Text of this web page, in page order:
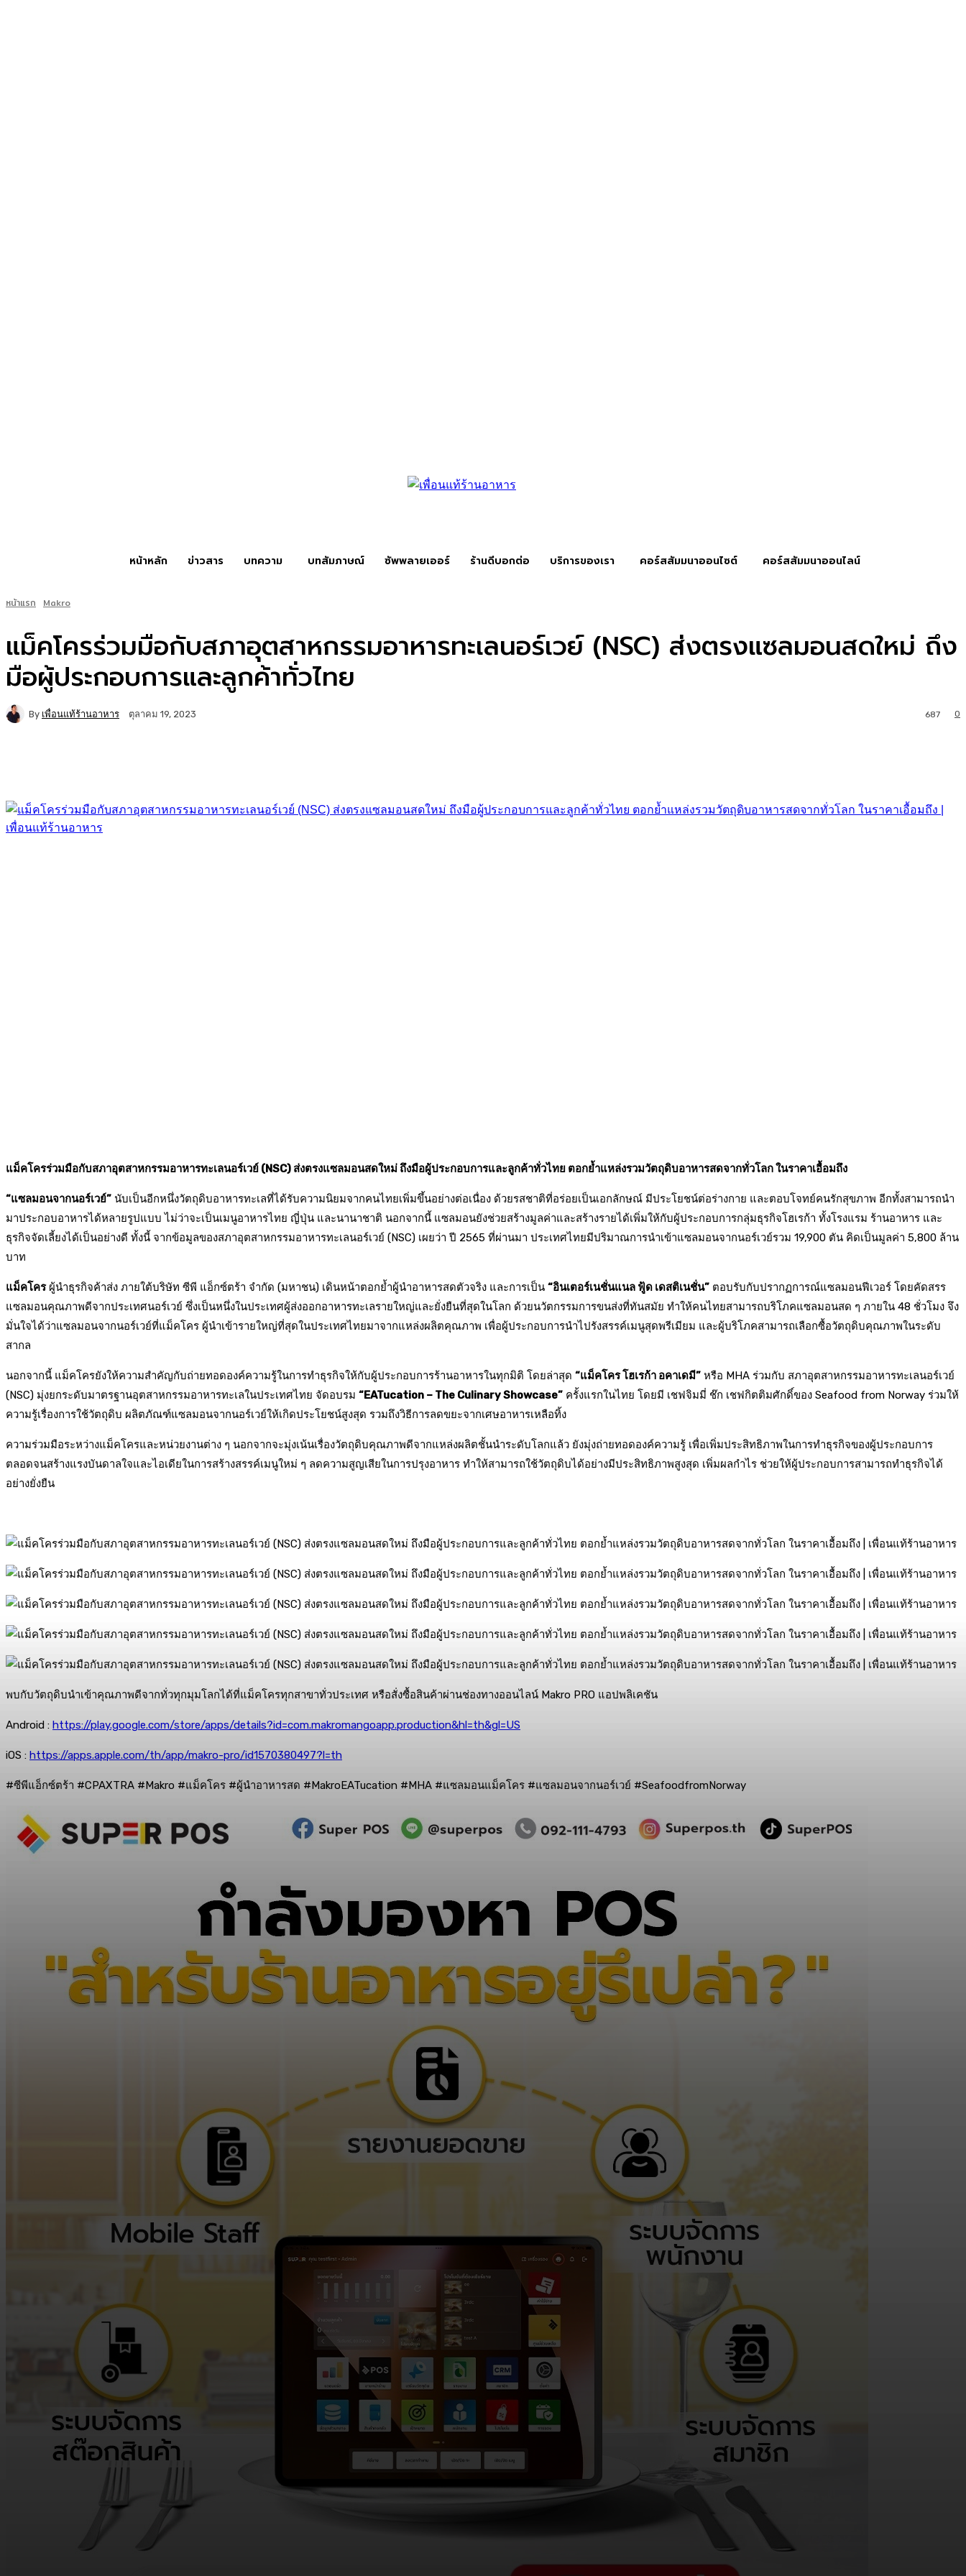
หน้าหลัก ข่าวสาร บทความ บทสัมภาษณ์ ซัพพลายเออร์ ร้านดีบอกต่อ บริการของเรา คอร์สสัมมนาออนไซต์ คอร์สสัมมนาออนไลน์
หน้าแรก Makro
แม็คโครร่วมมือกับสภาอุตสาหกรรมอาหารทะเลนอร์เวย์ (NSC) ส่งตรงแซลมอนสดใหม่ ถึง
มือผู้ประกอบการและลูกค้าทั่วไทย
By เพื่อนแท้ร้านอาหาร ตุลาคม 19, 2023 0
687
แม็คโครร่วมมือกับสภาอุตสาหกรรมอาหารทะเลนอร์เวย์ (NSC) ส่งตรงแซลมอนสดใหม่ ถึงมือผู้ประกอบการและลูกค้าทั่วไทย ตอกย้ำแหล่งรวมวัตถุดิบอาหารสดจากทั่วโลก ในราคาเอื้อมถึง
“แซลมอนจากนอร์เวย์” นับเป็นอีกหนึ่งวัตถุดิบอาหารทะเลที่ได้รับความนิยมจากคนไทยเพิ่มขึ้นอย่างต่อเนื่อง ด้วยรสชาติที่อร่อยเป็นเอกลักษณ์ มีประโยชน์ต่อร่างกาย และตอบโจทย์คนรักสุขภาพ อีกทั้งสามารถนำ
มาประกอบอาหารได้หลายรูปแบบ ไม่ว่าจะเป็นเมนูอาหารไทย ญี่ปุ่น และนานาชาติ นอกจากนี้ แซลมอนยังช่วยสร้างมูลค่าและสร้างรายได้เพิ่มให้กับผู้ประกอบการกลุ่มธุรกิจโฮเรก้า ทั้งโรงแรม ร้านอาหาร และ
ธุรกิจจัดเลี้ยงได้เป็นอย่างดี ทั้งนี้ จากข้อมูลของสภาอุตสาหกรรมอาหารทะเลนอร์เวย์ (NSC) เผยว่า ปี 2565 ที่ผ่านมา ประเทศไทยมีปริมาณการนำเข้าแซลมอนจากนอร์เวย์รวม 19,900 ตัน คิดเป็นมูลค่า 5,800 ล้าน
บาท
แม็คโครผู้นำธุรกิจค้าส่ง ภายใต้บริษัท ซีพี แอ็กซ์ตร้า จำกัด (มหาชน) เดินหน้าตอกย้ำผู้นำอาหารสดตัวจริง และการเป็น “อินเตอร์เนชั่นแนล ฟู้ด เดสติเนชั่น” ตอบรับกับปรากฏการณ์แซลมอนฟีเวอร์ โดยคัดสรร
แซลมอนคุณภาพดีจากประเทศนอร์เวย์ ซึ่งเป็นหนึ่งในประเทศผู้ส่งออกอาหารทะเลรายใหญ่และยั่งยืนที่สุดในโลก ด้วยนวัตกรรมการขนส่งที่ทันสมัย ทำให้คนไทยสามารถบริโภคแซลมอนสด ๆ ภายใน 48 ชั่วโมง จึง
มั่นใจได้ว่าแซลมอนจากนอร์เวย์ที่แม็คโคร ผู้นำเข้ารายใหญ่ที่สุดในประเทศไทยมาจากแหล่งผลิตคุณภาพ เพื่อผู้ประกอบการนำไปรังสรรค์เมนูสุดพรีเมียม และผู้บริโภคสามารถเลือกซื้อวัตถุดิบคุณภาพในระดับ
สากล
นอกจากนี้ แม็คโครยังให้ความสำคัญกับถ่ายทอดองค์ความรู้ในการทำธุรกิจให้กับผู้ประกอบการร้านอาหารในทุกมิติ โดยล่าสุด “แม็คโคร โฮเรก้า อคาเดมี” หรือ MHA ร่วมกับ สภาอุตสาหกรรมอาหารทะเลนอร์เวย์
(NSC) มุ่งยกระดับมาตรฐานอุตสาหกรรมอาหารทะเลในประเทศไทย จัดอบรม “EATucation – The Culinary Showcase” ครั้งแรกในไทย โดยมี เชฟจิมมี่ ช๊ก เชฟกิตติมศักดิ์ของ Seafood from Norway ร่วมให้
ความรู้เรื่องการใช้วัตถุดิบ ผลิตภัณฑ์แซลมอนจากนอร์เวย์ให้เกิดประโยชน์สูงสุด รวมถึงวิธีการลดขยะจากเศษอาหารเหลือทิ้ง
ความร่วมมือระหว่างแม็คโครและหน่วยงานต่าง ๆ นอกจากจะมุ่งเน้นเรื่องวัตถุดิบคุณภาพดีจากแหล่งผลิตชั้นนำระดับโลกแล้ว ยังมุ่งถ่ายทอดองค์ความรู้ เพื่อเพิ่มประสิทธิภาพในการทำธุรกิจของผู้ประกอบการ
ตลอดจนสร้างแรงบันดาลใจและไอเดียในการสร้างสรรค์เมนูใหม่ ๆ ลดความสูญเสียในการปรุงอาหาร ทำให้สามารถใช้วัตถุดิบได้อย่างมีประสิทธิภาพสูงสุด เพิ่มผลกำไร ช่วยให้ผู้ประกอบการสามารถทำธุรกิจได้
อย่างยั่งยืน
พบกับวัตถุดิบนำเข้าคุณภาพดีจากทั่วทุกมุมโลกได้ที่แม็คโครทุกสาขาทั่วประเทศ หรือสั่งซื้อสินค้าผ่านช่องทางออนไลน์ Makro PRO แอปพลิเคชัน
Android : https://play.google.com/store/apps/details?id=com.makromangoapp.production&hl=th&gl=US
iOS : https://apps.apple.com/th/app/makro-pro/id1570380497?l=th
#ซีพีแอ็กซ์ตร้า #CPAXTRA #Makro #แม็คโคร #ผู้นำอาหารสด #MakroEATucation #MHA #แซลมอนแม็คโคร #แซลมอนจากนอร์เวย์ #SeafoodfromNorway